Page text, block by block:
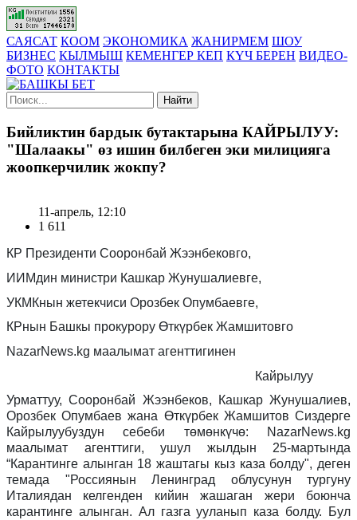
САЯСАТ КООМ ЭКОНОМИКА ЖАНИРМЕМ ШОУ
БИЗНЕС КЫЛМЫШ КЕМЕНГЕР КЕП КҮЧ БЕРЕН ВИДЕО-
ФОТО КОНТАКТЫ
Найти
Бийликтин бардык бутактарына КАЙРЫЛУУ:
"Шалаакы" өз ишин билбеген эки милицияга
жоопкерчилик жокпу?
11-апрель, 12:10
1 611
КР Президенти Сооронбай Жээнбековго,
ИИМдин министри Кашкар Жунушалиевге,
УКМКнын жетекчиси Орозбек Опумбаевге,
КРнын Башкы прокурору Өткүрбек Жамшитовго
NazarNews.kg маалымат агенттигинен
Кайрылуу
Урматтуу, Сооронбай Жээнбеков, Кашкар Жунушалиев,
Орозбек Опумбаев жана Өткүрбек Жамшитов Сиздерге
Кайрылуубуздун себеби төмөнкүчө: NazarNews.kg
маалымат агенттиги, ушул жылдын 25-мартында
“Карантинге алынган 18 жаштагы кыз каза болду", деген
темада "Россиянын Ленинград облусунун тургуну
Италиядан келгенден кийин жашаган жери боюнча
карантинге алынган. Ал газга ууланып каза болду. Бул